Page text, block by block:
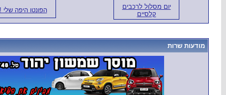
יום מסלול לרכבים
קלסיים
הפונטו היפה שלי !
מודעות שרות